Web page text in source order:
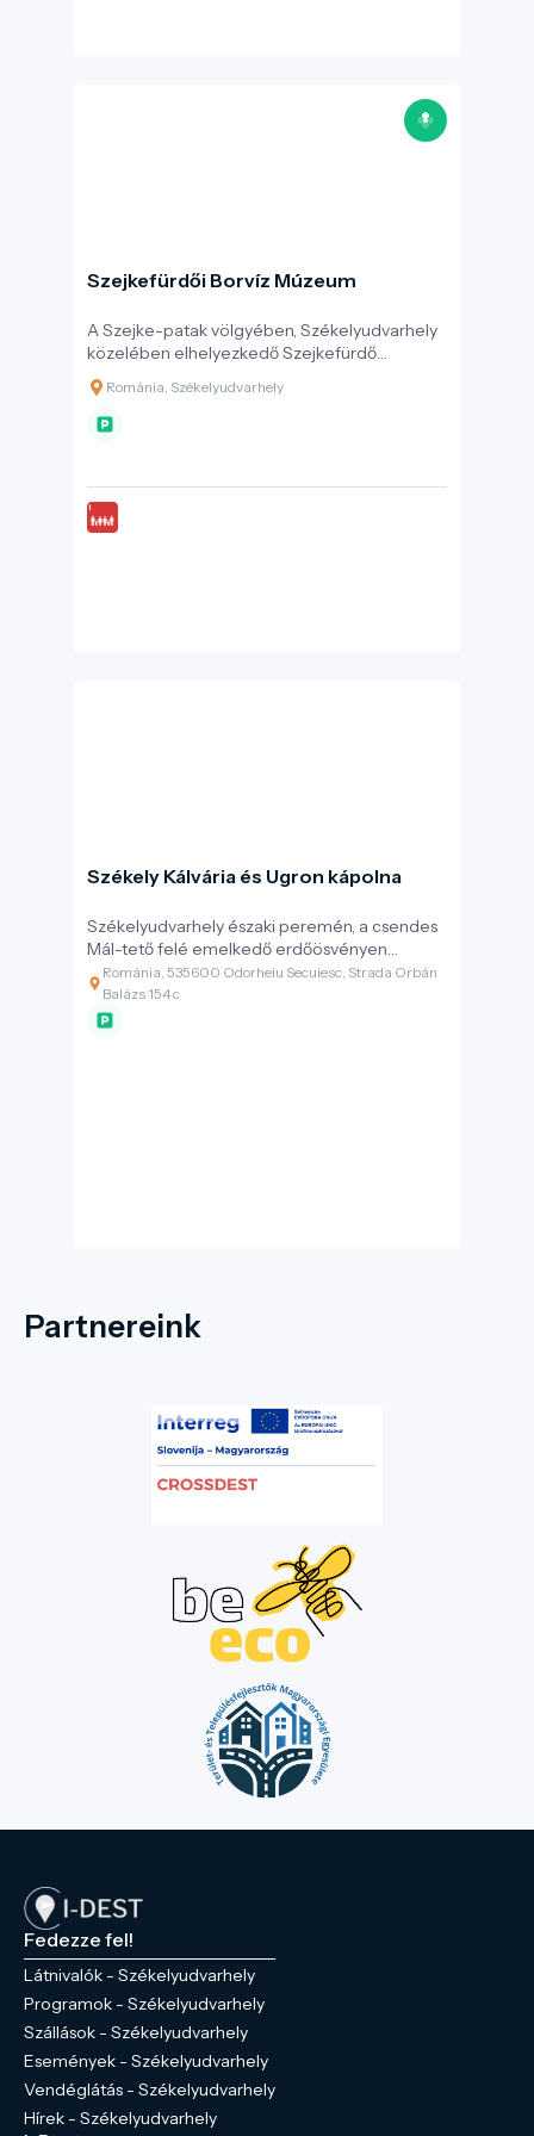
Szejkefürdői Borvíz Múzeum
A Szejke-patak völgyében, Székelyudvarhely
közelében elhelyezkedő Szejkefürdő
évtizedek óta a székely borvíz (ásványvíz)
kultúrájának központja. A természetes
forrásokat – köztük a Sarolta-forrást, mely
gyógyító ivóvízként. Hargita megyében közel
2 500 különböző borvízforrás található,
amelyek változatos ásványi összetételben
Románia, Székelyudvarhely
Székely Kálvária és Ugron kápolna
Székelyudvarhely északi peremén, a csendes
Mál-tető felé emelkedő erdőösvényen
található a Székely Kálvária, amely különleges
módon ötvözi a spirituális elmélyülést a
székely közösségi emlékezettel és a kortárs
Románia, 535600 Odorheiu Secuiesc, Strada Orbán
Balázs 154 c
Partnereink
Fedezze fel!
Látnivalók - Székelyudvarhely
Programok - Székelyudvarhely
Szállások - Székelyudvarhely
Események - Székelyudvarhely
Vendéglátás - Székelyudvarhely
Hírek - Székelyudvarhely